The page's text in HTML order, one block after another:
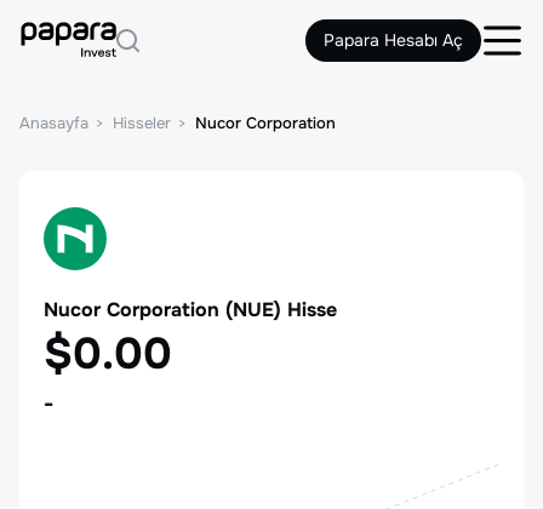
Papara Hesabı Aç
Anasayfa Hisseler Nucor Corporation
Nucor Corporation (NUE) Hisse
$0.00
-